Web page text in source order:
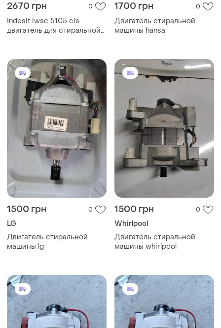
2670 грн 0
Indesit iwsc 5105 cis
двигатель для стиральной
1700 грн 0
Двигатель стиральной
машины hansa
1500 грн 0
LG
Двигатель стиральной
машины lg
1500 грн 0
Whirlpool
Двигатель стиральной
машины whirlpool